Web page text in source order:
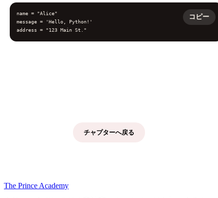
コピー
name = "Alice"
message = 'Hello, Python!'
address = "123 Main St."
チャプターへ戻る
The Prince Academy